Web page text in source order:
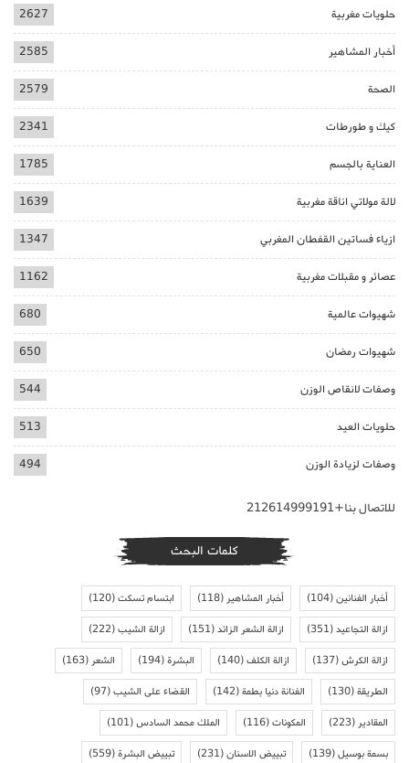
حلويات مغربية 2627
أخبار المشاهير 2585
الصحة 2579
كيك و طورطات 2341
العناية بالجسم 1785
لالة مولاتي اناقة مغربية 1639
ازياء فساتين القفطان المغربي 1347
عصائر و مقبلات مغربية 1162
شهيوات عالمية 680
شهيوات رمضان 650
وصفات لانقاص الوزن 544
حلويات العيد 513
وصفات لزيادة الوزن 494
للاتصال بنا+212614999191
كلمات البحث
أخبار الفنانين(104) أخبار المشاهير(118) ابتسام تسكت(120)
ازالة التجاعيد(351) ازالة الشعر الزائد(151) ازالة الشيب(222)
ازالة الكرش(137) ازالة الكلف(140) البشرة(194) الشعر(163)
الطريقة(130) الفنانة دنيا بطمة(142) القضاء على الشيب(97)
المقادير(223) المكونات(116) الملك محمد السادس(101)
بسمة بوسيل(139) تبييض الاسنان(231) تبييض البشرة(559)